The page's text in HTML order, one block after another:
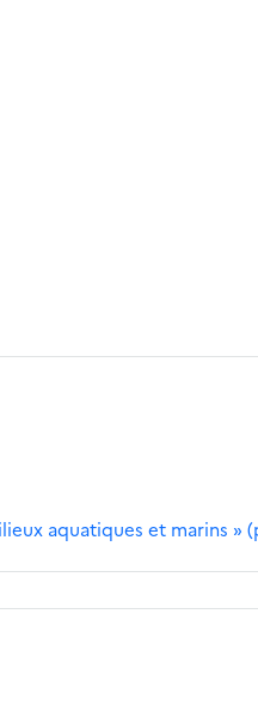
aquatiques et marins »